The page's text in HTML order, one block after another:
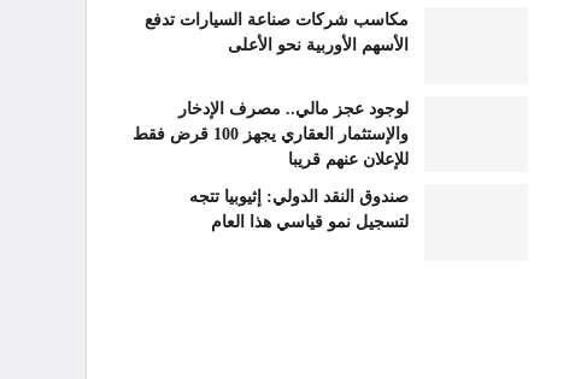
مكاسب شركات صناعة السيارات تدفع
الأسهم الأوربية نحو الأعلى
لوجود عجز مالي.. مصرف الإدخار
والإستثمار العقاري يجهز 100 قرض فقط
للإعلان عنهم قريبا
صندوق النقد الدولي: إثيوبيا تتجه
لتسجيل نمو قياسي هذا العام